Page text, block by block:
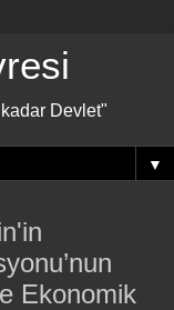
Devlet"
▼
Ekonomik